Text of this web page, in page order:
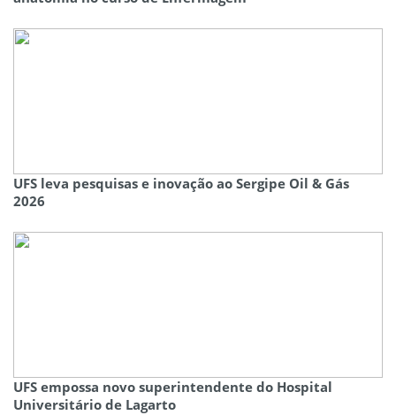
UFS leva pesquisas e inovação ao Sergipe Oil & Gás
2026
UFS empossa novo superintendente do Hospital
Universitário de Lagarto